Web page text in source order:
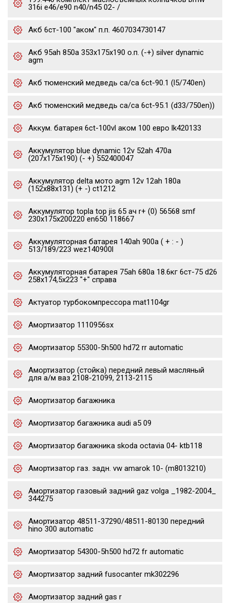
316i e46/e90 n40/n45 02- /
Акб 6ст-100 "аком" п.п. 4607034730147
Акб 95ah 850a 353x175x190 о.п. (-+) silver dynamic
agm
Акб тюменский медведь ca/ca 6ct-90.1 (l5/740en)
Акб тюменский медведь ca/ca 6ct-95.1 (d33/750en))
Аккум. батарея 6ct-100vl аком 100 евро lk420133
Аккумулятор blue dynamic 12v 52ah 470a
(207x175x190) (- +) 552400047
Аккумулятор delta мото agm 12v 12ah 180a
(152x88x131) (+ -) ct1212
Аккумулятор topla top jis 65 ач r+ (0) 56568 smf
230x175x200220 en650 118667
Аккумуляторная батарея 140ah 900a ( + : - )
513/189/223 wez140900l
Аккумуляторная батарея 75ah 680a 18.6кг 6ст-75 d26
258x174,5x223 "+" справа
Актуатор турбокомпрессора mat1104gr
Амортизатор 1110956sx
Амортизатор 55300-5h500 hd72 rr automatic
Амортизатор (стойка) передний левый масляный
для а/м ваз 2108-21099, 2113-2115
Амортизатор багажника
Амортизатор багажника audi a5 09
Амортизатор багажника skoda octavia 04- ktb118
Амортизатор газ. задн. vw amarok 10- (m8013210)
Амортизатор газовый задний gaz volga _1982-2004_
344275
Амортизатор 48511-37290/48511-80130 передний
hino 300 automatic
Амортизатор 54300-5h500 hd72 fr automatic
Амортизатор задний fusocanter mk302296
Амортизатор задний gas r